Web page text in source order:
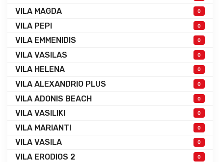
VILA MAGDA 0
VILA PEPI 0
VILA EMMENIDIS 0
VILA VASILAS 0
VILA HELENA 0
VILA ALEXANDRIO PLUS 0
VILA ADONIS BEACH 0
VILA VASILIKI 0
VILA MARIANTI 0
VILA VASILA 0
VILA ERODIOS 2 0